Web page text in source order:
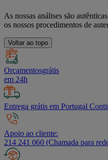
As nossas análises são
os nossos procedimentos de
Voltar ao topo
Orçamentosgrátis
em 24h
Entrega grátis em Portugal
Apoio ao cliente:
214 241 060 (Chamada para